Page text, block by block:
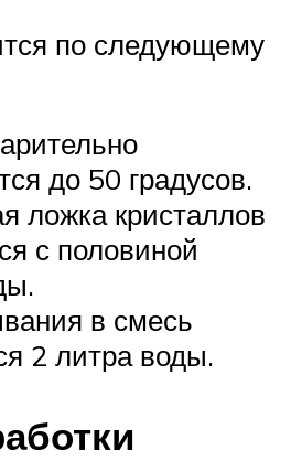
по следующему
до 50 градусов.
ложка кристаллов
с половиной
в смесь
2 литра воды.